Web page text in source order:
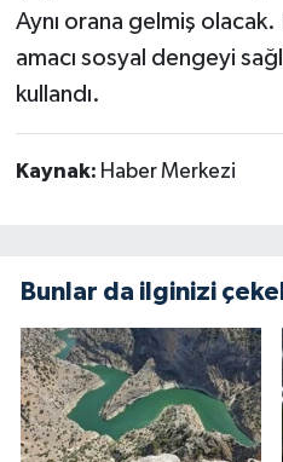
Aynı orana gelmiş olacak.
amacı sosyal dengeyi
kullandı.
Kaynak: Haber Merkezi
Bunlar da ilginizi